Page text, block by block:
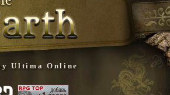
Ultima Online